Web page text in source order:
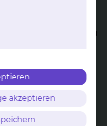
ist die Lehre von der
des weiblichen Sexual- und
akzeptieren